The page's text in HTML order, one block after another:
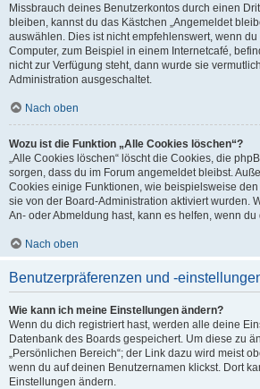
Missbrauch deines Benutzerkontos durch einen
bleiben, kannst du das Kästchen „Angemeldet
auswählen. Dies ist nicht empfehlenswert, wenn
Computer, zum Beispiel in einem Internetcafé,
nicht zur Verfügung steht, dann wurde sie
Administration ausgeschaltet.
Nach oben
Wozu ist die Funktion „Alle Cookies löschen“?
„Alle Cookies löschen“ löscht die Cookies, die
sorgen, dass du im Forum angemeldet bleibst.
Cookies einige Funktionen, wie beispielsweise den
sie von der Board-Administration aktiviert wurden.
An- oder Abmeldung hast, kann es helfen, wenn
Nach oben
Benutzerpräferenzen und -
Wie kann ich meine Einstellungen ändern?
Wenn du dich registriert hast, werden alle deine
Datenbank des Boards gespeichert. Um diese zu
„Persönlichen Bereich“; der Link dazu wird meist
wenn du auf deinen Benutzernamen klickst. Dort
Einstellungen ändern.